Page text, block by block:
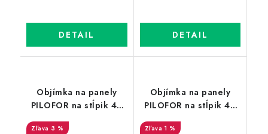
DETAIL DETAIL
Objímka na panely
PILOFOR na stĺpik 48
3 %
Objímka na panely
PILOFOR na stĺpik 48
1 %